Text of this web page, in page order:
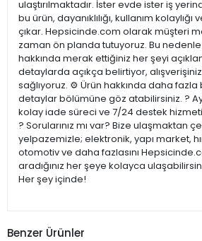
ulaştırılmaktadır. İster evde ister iş
bu ürün, dayanıklılığı, kullanım kolaylığı
çıkar. Hepsicinde.com olarak müşteri
zaman ön planda tutuyoruz. Bu
hakkında merak ettiğiniz her şeyi
detaylarda açıkça belirtiyor,
sağlıyoruz. ⚙️ Ürün hakkında daha fazla
detaylar bölümüne göz atabilirsiniz. ?
kolay iade süreci ve 7/24 destek
? Sorularınız mı var? Bize ulaşmaktan
yelpazemizle; elektronik, yapı market,
otomotiv ve daha fazlasını
aradığınız her şeye kolayca
Her şey içinde!
Benzer Ürünler